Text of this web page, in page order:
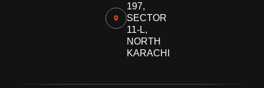
197,
SECTOR
11-L,
NORTH
KARACHI